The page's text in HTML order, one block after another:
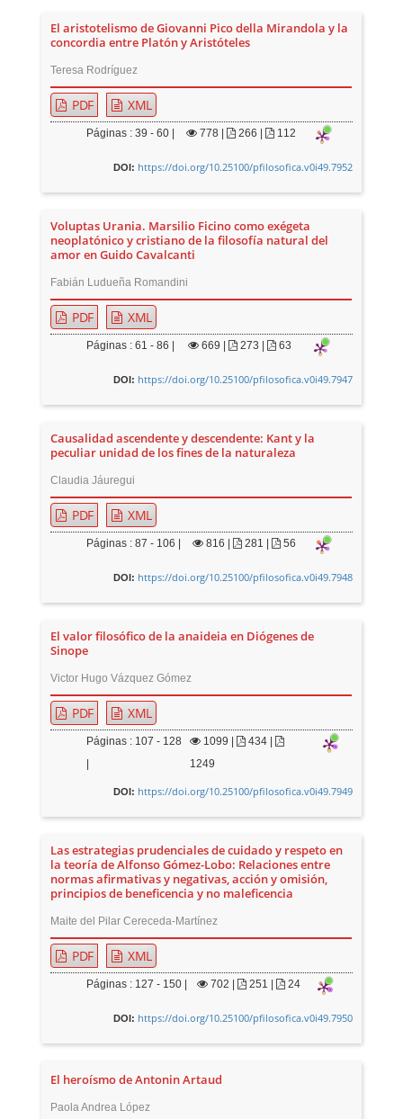
El aristotelismo de Giovanni Pico della Mirandola y la
concordia entre Platón y Aristóteles
Teresa Rodríguez
PDF XML
Páginas : 39 - 60 | 778 266 | 112
DOI: https://doi.org/10.25100/pfilosofica.v0i49.7952
Voluptas Urania. Marsilio Ficino como exégeta
neoplatónico y cristiano de la filosofía natural del
amor en Guido Cavalcanti
Fabián Ludueña Romandini
PDF XML
Páginas : 61 - 86 | 669 273 | 63
DOI: https://doi.org/10.25100/pfilosofica.v0i49.7947
Causalidad ascendente y descendente: Kant y la
peculiar unidad de los fines de la naturaleza
Claudia Jáuregui
PDF XML
Páginas : 87 - 106 | 816 281 | 56
DOI: https://doi.org/10.25100/pfilosofica.v0i49.7948
El valor filosófico de la anaideia en Diógenes de
Sinope
Victor Hugo Vázquez Gómez
PDF XML
Páginas : 107 - 128
1099
434 |
1249
DOI: https://doi.org/10.25100/pfilosofica.v0i49.7949
Las estrategias prudenciales de cuidado y respeto en
la teoría de Alfonso Gómez-Lobo: Relaciones entre
normas afirmativas y negativas, acción y omisión,
principios de beneficencia y no maleficencia
Maite del Pilar Cereceda-Martínez
PDF XML
Páginas : 127 - 150 | 702 251 | 24
DOI: https://doi.org/10.25100/pfilosofica.v0i49.7950
El heroísmo de Antonin Artaud
Paola Andrea López